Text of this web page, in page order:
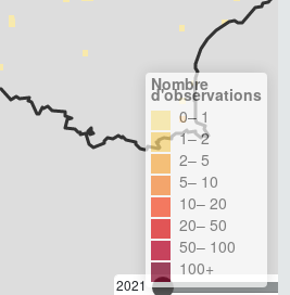
2021
Nombre
d'observations
0– 1
1– 2
2– 5
5– 10
10– 20
20– 50
50– 100
100+